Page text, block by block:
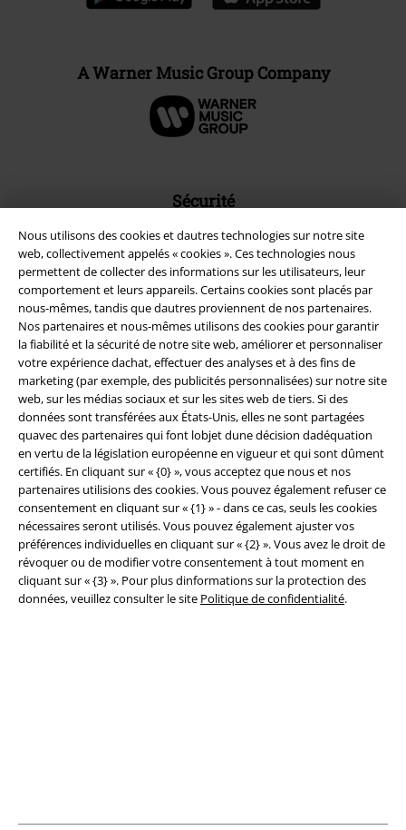
Nous utilisons des cookies et dautres technologies sur notre site
web, collectivement appelés « cookies ». Ces technologies nous
permettent de collecter des informations sur les utilisateurs, leur
comportement et leurs appareils. Certains cookies sont placés par
nous-mêmes, tandis que dautres proviennent de nos partenaires.
Nos partenaires et nous-mêmes utilisons des cookies pour garantir
la fiabilité et la sécurité de notre site web, améliorer et personnaliser
votre expérience dachat, effectuer des analyses et à des fins de
marketing (par exemple, des publicités personnalisées) sur notre site
web, sur les médias sociaux et sur les sites web de tiers. Si des
données sont transférées aux États-Unis, elles ne sont partagées
quavec des partenaires qui font lobjet dune décision dadéquation
en vertu de la législation européenne en vigueur et qui sont dûment
certifiés. En cliquant sur « {0} », vous acceptez que nous et nos
partenaires utilisions des cookies. Vous pouvez également refuser ce
consentement en cliquant sur « {1} » - dans ce cas, seuls les cookies
nécessaires seront utilisés. Vous pouvez également ajuster vos
préférences individuelles en cliquant sur « {2} ». Vous avez le droit de
révoquer ou de modifier votre consentement à tout moment en
cliquant sur « {3} ». Pour plus dinformations sur la protection des
données, veuillez consulter le site Politique de confidentialité.
A Warner Music Group Company
Sécurité
Légal
Conditions générales
Éditeur
Clauses de confidentialité
Tous nos prix sont T.T.C. Cependant, ils ne comprennent pasles frais